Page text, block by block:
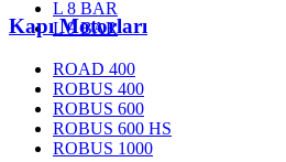
L 8 BAR
L 9 BAR
Kapı Motorları
ROAD 400
ROBUS 400
ROBUS 600
ROBUS 600 HS
ROBUS 1000